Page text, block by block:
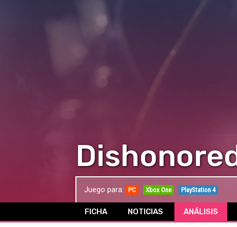
Juego para: PC Xbox One PlayStation 4
FICHA NOTICIAS ANÁLISIS